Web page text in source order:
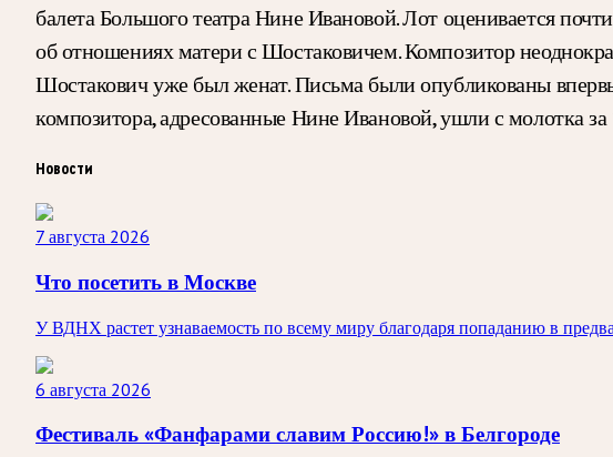
балета Большого театра Нине Ивановой. Лот оценивается
об отношениях матери с Шостаковичем. Композитор
Шостакович уже был женат. Письма были опубликованы
композитора, адресованные Нине Ивановой, ушли с молотка
Новости
7 августа 2026
Что посетить в Москве
У ВДНХ растет узнаваемость по всему миру благодаря попаданию в
6 августа 2026
Фестиваль «Фанфарами славим Россию!» в Белгороде